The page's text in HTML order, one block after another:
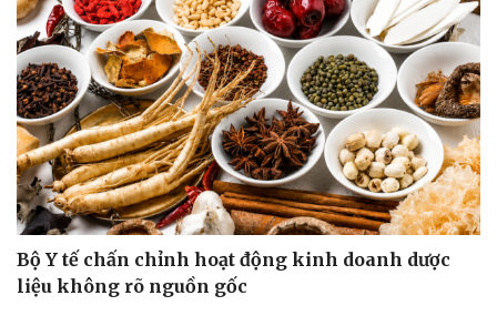
Bộ Y tế chấn chỉnh hoạt động kinh doanh dược
liệu không rõ nguồn gốc